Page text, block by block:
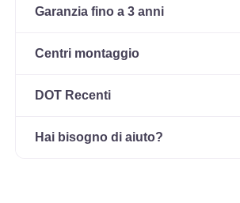
Garanzia fino a 3 anni
Centri montaggio
DOT Recenti
Hai bisogno di aiuto?